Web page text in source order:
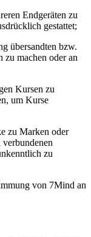
Endgeräten zu
gestattet;
übersandten bzw.
zu machen oder an
Kursen zu
um Kurse
zu Marken oder
zu
von 7Mind an